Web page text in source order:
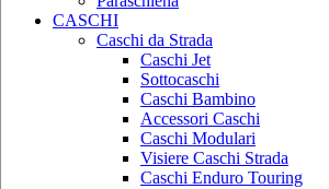
CASCHI
Caschi da Strada
Caschi Jet
Sottocaschi
Caschi Bambino
Accessori Caschi
Caschi Modulari
Visiere Caschi Strada
Caschi Enduro Touring